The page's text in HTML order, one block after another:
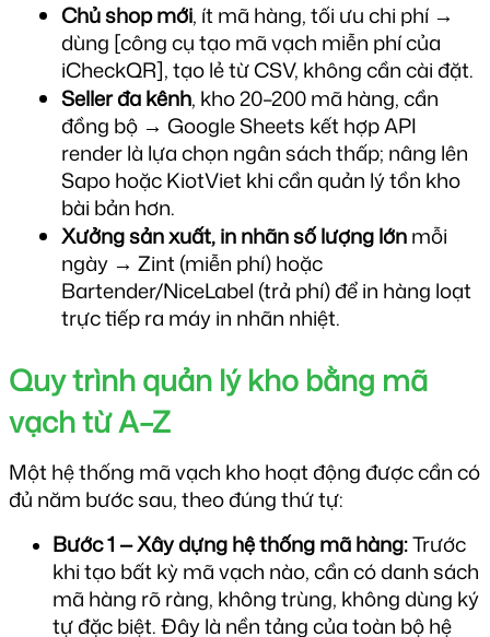
Chủ shop mới, ít mã hàng, tối ưu chi phí →
dùng [công cụ tạo mã vạch miễn phí của
iCheckQR], tạo lẻ từ CSV, không cần cài đặt.
Seller đa kênh, kho 20–200 mã hàng, cần
đồng bộ → Google Sheets kết hợp API
render là lựa chọn ngân sách thấp; nâng lên
Sapo hoặc KiotViet khi cần quản lý tồn kho
bài bản hơn.
Xưởng sản xuất, in nhãn số lượng lớn mỗi
ngày → Zint (miễn phí) hoặc
Bartender/NiceLabel (trả phí) để in hàng loạt
trực tiếp ra máy in nhãn nhiệt.
Quy trình quản lý kho bằng mã
vạch từ A–Z
Một hệ thống mã vạch kho hoạt động được cần có
đủ năm bước sau, theo đúng thứ tự:
Bước 1 — Xây dựng hệ thống mã hàng: Trước
khi tạo bất kỳ mã vạch nào, cần có danh sách
mã hàng rõ ràng, không trùng, không dùng ký
tự đặc biệt. Đây là nền tảng của toàn bộ hệ